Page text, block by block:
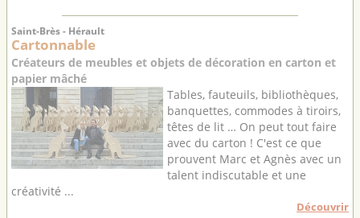
Saint-Brès - Hérault
Cartonnable
Créateurs de meubles et objets de décoration en carton et
papier mâché
Tables, fauteuils, bibliothèques,
banquettes, commodes à tiroirs,
têtes de lit … On peut tout faire
avec du carton ! C'est ce que
prouvent Marc et Agnès avec un
talent indiscutable et une
créativité ...
Découvrir